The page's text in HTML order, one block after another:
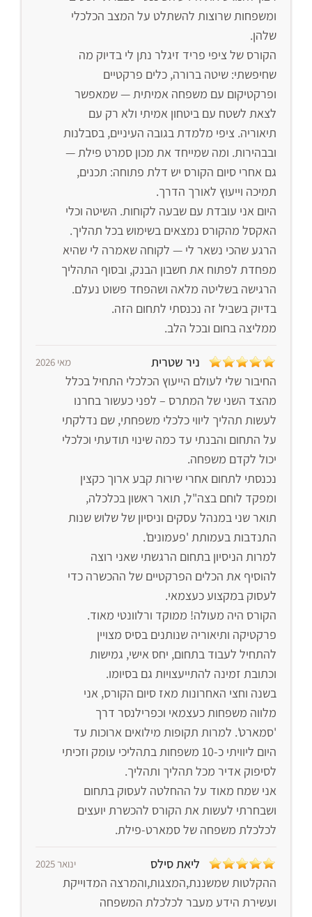
ומשפחות שרוצות להשתלט על המצב הכלכלי
שלהן.
הקורס של ציפי פריד זיגלר נתן לי בדיוק מה
שחיפשתי: שיטה ברורה, כלים פרקטיים
ופרקטיקום עם משפחה אמיתית — שמאפשר
לצאת לשטח עם ביטחון אמיתי ולא רק עם
תיאוריה. ציפי מלמדת בגובה העיניים, בסבלנות
ובבהירות. ומה שמייחד את מכון סמרט פילת —
גם אחרי סיום הקורס יש דלת פתוחה: תכנים,
תמיכה וייעוץ לאורך הדרך.
היום אני עובדת עם שבעה לקוחות. השיטה וכלי
האקסל מהקורס נמצאים בשימוש בכל תהליך.
הרגע שהכי נשאר לי — לקוחה שאמרה לי שהיא
מפחדת לפתוח את חשבון הבנק, ובסוף התהליך
הרגישה בשליטה מלאה ושהפחד פשוט נעלם.
בדיוק בשביל זה נכנסתי לתחום הזה.
ממליצה בחום ובכל הלב.
ניר שטרית מאי 2026
החיבור שלי לעולם הייעוץ הכלכלי התחיל בכלל
מהצד השני של המתרס – לפני כעשור בחרנו
לעשות תהליך ליווי כלכלי משפחתי, שם נדלקתי
על התחום והבנתי עד כמה שינוי תודעתי וכלכלי
יכול לקדם משפחה.
נכנסתי לתחום אחרי שירות קבע ארוך כקצין
ומפקד לוחם בצה"ל, תואר ראשון בכלכלה,
תואר שני במנהל עסקים וניסיון של שלוש שנות
התנדבות בעמותת 'פעמונים'.
למרות הניסיון בתחום הרגשתי שאני רוצה
להוסיף את הכלים הפרקטיים של ההכשרה כדי
לעסוק במקצוע כעצמאי.
הקורס היה מעולה! ממוקד ורלוונטי מאוד.
פרקטיקה ותיאוריה שנותנים בסיס מצויין
להתחיל לעבוד בתחום, יחס אישי, גמישות
וכתובת זמינה להתייעצויות גם בסיומו.
בשנה וחצי האחרונות מאז סיום הקורס, אני
מלווה משפחות כעצמאי וכפרילנסר דרך
'סמארט'. למרות תקופות מילואים ארוכות עד
היום ליוויתי כ-10 משפחות בתהליכי עומק וזכיתי
לסיפוק אדיר מכל תהליך ותהליך.
אני שמח מאוד על ההחלטה לעסוק בתחום
ושבחרתי לעשות את הקורס להכשרת יועצים
לכלכלת משפחה של סמארט-פילת.
ליאת סילס ינואר 2025
ההקלטות שמשננת,המצגות,והמרצה המדוייקת
ועשירת הידע מעבר לכלכלת המשפחה